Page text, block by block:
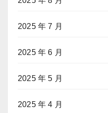
2025 年 7 月
2025 年 6 月
2025 年 5 月
2025 年 4 月